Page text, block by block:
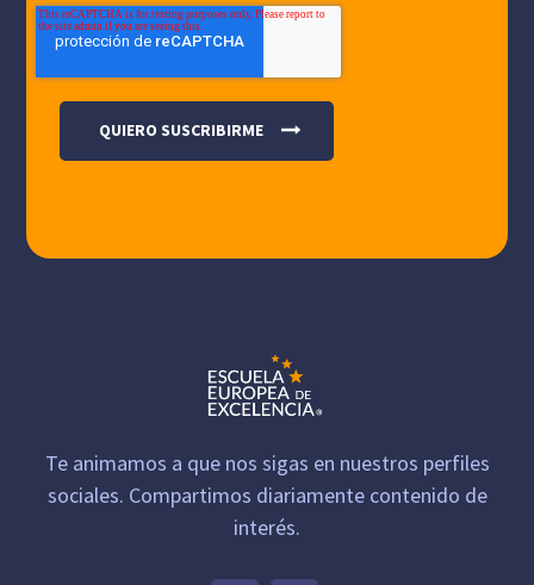
Te animamos a que nos sigas en nuestros perfiles
sociales. Compartimos diariamente contenido de
interés.